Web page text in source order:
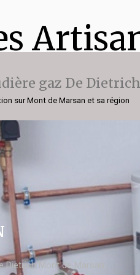
gaz De Dietrich
sur Mont de Marsan et sa région
Dietrich Mont de Marsan